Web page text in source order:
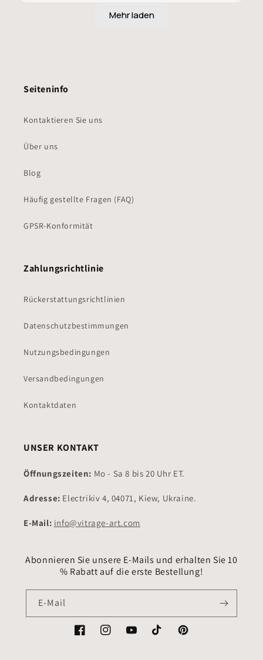
Seiteninfo
Kontaktieren Sie uns
Über uns
Blog
Häufig gestellte Fragen (FAQ)
GPSR-Konformität
Zahlungsrichtlinie
Rückerstattungsrichtlinien
Datenschutzbestimmungen
Nutzungsbedingungen
Versandbedingungen
Kontaktdaten
UNSER KONTAKT
Öffnungszeiten: Mo - Sa 8 bis 20 Uhr ET.
Adresse: Electrikiv 4, 04071, Kiew, Ukraine.
E-Mail: info@vitrage-art.com
Abonnieren Sie unsere E-Mails und erhalten Sie 10
% Rabatt auf die erste Bestellung!
E-Mail
FacebookInstagramYouTubeTikTok Pinterest